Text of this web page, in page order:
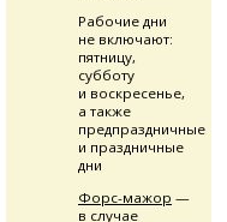
Рабочие дни
не включают:
пятницу,
субботу
и воскресенье,
а также
предпраздничные
и праздничные
дни
Форс-мажор —
в случае